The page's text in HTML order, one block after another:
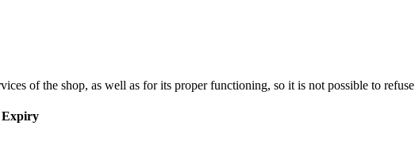
of the shop, as well as for its proper functioning, so it is not possible to
Expiry